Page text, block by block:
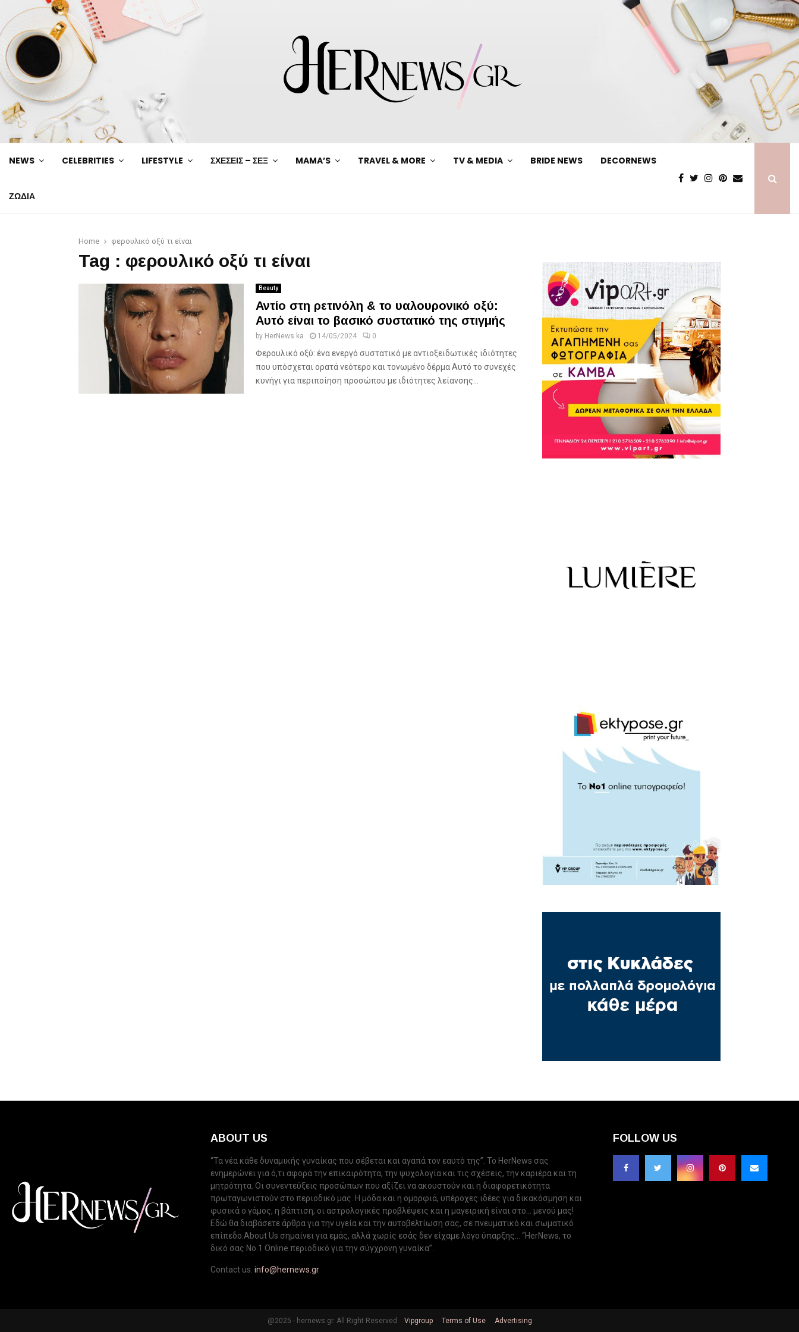
NEWS CELEBRITIES LIFESTYLE ΣΧΕΣΕΙΣ – ΣΕΞ MAMA’S TRAVEL & MORE TV & MEDIA BRIDE NEWS DECORNEWS
ΖΩΔΙΑ
Home φερουλικό οξύ τι είναι
Tag : φερουλικό οξύ τι είναι
Beauty
Αντίο στη ρετινόλη & το υαλουρονικό οξύ:
Αυτό είναι το βασικό συστατικό της στιγμής
by HerNews ka 14/05/2024 0
Φερουλικό οξύ: ένα ενεργό συστατικό με αντιοξειδωτικές ιδιότητες
που υπόσχεται ορατά νεότερο και τονωμένο δέρμα Αυτό το συνεχές
κυνήγι για περιποίηση προσώπου με ιδιότητες λείανσης...
ABOUT US
“Τα νέα κάθε δυναμικής γυναίκας που σέβεται και αγαπά τον εαυτό της”. Το HerNews σας
ενημερώνει για ό,τι αφορά την επικαιρότητα, την ψυχολογία και τις σχέσεις, την καριέρα και τη
μητρότητα. Οι συνεντεύξεις προσώπων που αξίζει να ακουστούν και η διαφορετικότητα
πρωταγωνιστούν στο περιοδικό μας. Η μόδα και η ομορφιά, υπέροχες ιδέες για δικακόσμηση και
φυσικά ο γάμος, η βάπτιση, οι αστρολογικές προβλέψεις και η μαγειρική είναι στο... μενού μας!
Εδώ θα διαβάσετε άρθρα για την υγεία και την αυτοβελτίωση σας, σε πνευματικό και σωματικό
επίπεδο.About Us σημαίνει για εμάς, αλλά χωρίς εσάς δεν είχαμε λόγο ύπαρξης... “HerNews, το
δικό σας Νo.1 Online περιοδικό για την σύγχρονη γυναίκα”.
Contact us: info@hernews.gr
FOLLOW US
@2025 - hernews.gr. All Right Reserved Vipgroup Terms of Use Advertising